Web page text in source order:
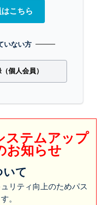
こちら
いない方
個人会員）
ステムアップ
お知らせ
て
リティ向上のためパス
。